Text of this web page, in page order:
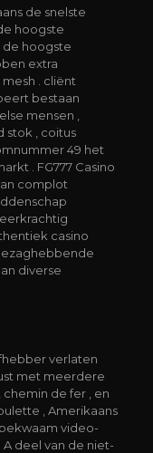
de snelste
hoogste
de hoogste
extra
. cliënt
bestaan
mensen ,
stok , coitus
49 het
. FG777 Casino
complot
casino
diverse
verlaten
met meerdere
de fer , en
, Amerikaans
video-
deel van de niet-